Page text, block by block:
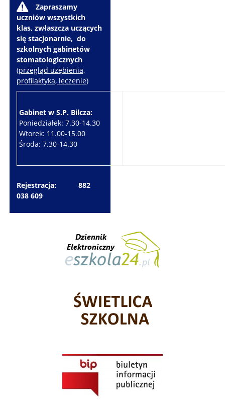
W
Zapraszamy
uczniów wszystkich
klas, zwłaszcza uczących
się stacjonarnie, do
szkolnych gabinetów
stomatologicznych
(przegląd uzębienia,
profilaktyka, leczenie)
Gabinet w S.P. Bilcza:
Poniedziałek: 7.30-14.30
Wtorek: 11.00-15.00
Środa: 7.30-14.30
Rejestracja: 882
038 609